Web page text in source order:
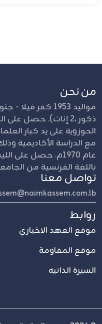
من نحن
ذكور ،2 إناث). حصل
الحوزوية على يد كبار
مع الدراسة الأكاديمية
عام 1970م. حصل
باللغة الفرنسية من
تواصل معنا
روابط
موقع العهد الاخباري
موقع المقاومة
السيرة الذاتيه